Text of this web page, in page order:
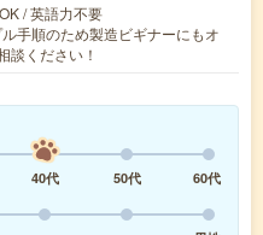
/ 英語力不要
手順のため製造ビギナーにもオ
談ください！
40代 50代
60代